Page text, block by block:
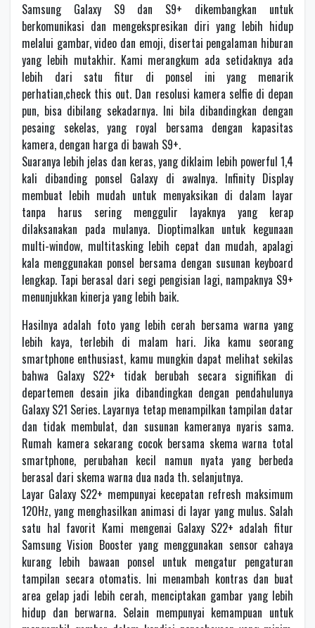
Samsung Galaxy S9 dan S9+ dikembangkan untuk
berkomunikasi dan mengekspresikan diri yang lebih hidup
melalui gambar, video dan emoji, disertai pengalaman hiburan
yang lebih mutakhir. Kami merangkum ada setidaknya ada
lebih dari satu fitur di ponsel ini yang menarik
perhatian,check this out. Dan resolusi kamera selfie di depan
pun, bisa dibilang sekadarnya. Ini bila dibandingkan dengan
pesaing sekelas, yang royal bersama dengan kapasitas
kamera, dengan harga di bawah S9+.
Suaranya lebih jelas dan keras, yang diklaim lebih powerful 1,4
kali dibanding ponsel Galaxy di awalnya. Infinity Display
membuat lebih mudah untuk menyaksikan di dalam layar
tanpa harus sering menggulir layaknya yang kerap
dilaksanakan pada mulanya. Dioptimalkan untuk kegunaan
multi-window, multitasking lebih cepat dan mudah, apalagi
kala menggunakan ponsel bersama dengan susunan keyboard
lengkap. Tapi berasal dari segi pengisian lagi, nampaknya S9+
menunjukkan kinerja yang lebih baik.
Hasilnya adalah foto yang lebih cerah bersama warna yang
lebih kaya, terlebih di malam hari. Jika kamu seorang
smartphone enthusiast, kamu mungkin dapat melihat sekilas
bahwa Galaxy S22+ tidak berubah secara signifikan di
departemen desain jika dibandingkan dengan pendahulunya
Galaxy S21 Series. Layarnya tetap menampilkan tampilan datar
dan tidak membulat, dan susunan kameranya nyaris sama.
Rumah kamera sekarang cocok bersama skema warna total
smartphone, perubahan kecil namun nyata yang berbeda
berasal dari skema warna dua nada th. selanjutnya.
Layar Galaxy S22+ mempunyai kecepatan refresh maksimum
120Hz, yang menghasilkan animasi di layar yang mulus. Salah
satu hal favorit Kami mengenai Galaxy S22+ adalah fitur
Samsung Vision Booster yang menggunakan sensor cahaya
kurang lebih bawaan ponsel untuk mengatur pengaturan
tampilan secara otomatis. Ini menambah kontras dan buat
area gelap jadi lebih cerah, menciptakan gambar yang lebih
hidup dan berwarna. Selain mempunyai kemampuan untuk